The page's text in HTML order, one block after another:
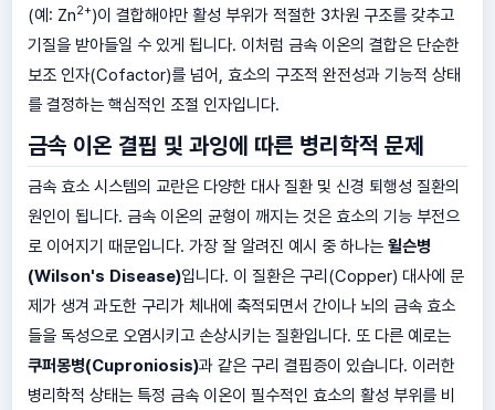
(예: Zn2+)이 결합해야만 활성 부위가 적절한 3차원 구조를 갖추고
기질을 받아들일 수 있게 됩니다. 이처럼 금속 이온의 결합은 단순한
보조 인자(Cofactor)를 넘어, 효소의 구조적 완전성과 기능적 상태
를 결정하는 핵심적인 조절 인자입니다.
금속 이온 결핍 및 과잉에 따른 병리학적 문제
금속 효소 시스템의 교란은 다양한 대사 질환 및 신경 퇴행성 질환의
원인이 됩니다. 금속 이온의 균형이 깨지는 것은 효소의 기능 부전으
로 이어지기 때문입니다. 가장 잘 알려진 예시 중 하나는 윌슨병
(Wilson's Disease)입니다. 이 질환은 구리(Copper) 대사에 문
제가 생겨 과도한 구리가 체내에 축적되면서 간이나 뇌의 금속 효소
들을 독성으로 오염시키고 손상시키는 질환입니다. 또 다른 예로는
쿠퍼몽병(Cuproniosis)과 같은 구리 결핍증이 있습니다. 이러한
병리학적 상태는 특정 금속 이온이 필수적인 효소의 활성 부위를 비